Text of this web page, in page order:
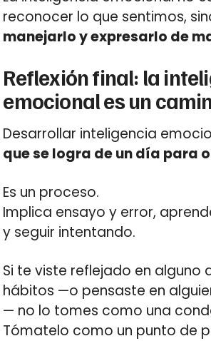
reconocer lo que sentimos,
manejarlo y expresarlo de
Reflexión final: la
emocional es un
Desarrollar inteligencia
que se logra de un día para
Es un proceso.
Implica ensayo y error,
y seguir intentando.
Si te viste reflejado en alguno
hábitos —o pensaste en
— no lo tomes como una
Tómatelo como un punto de